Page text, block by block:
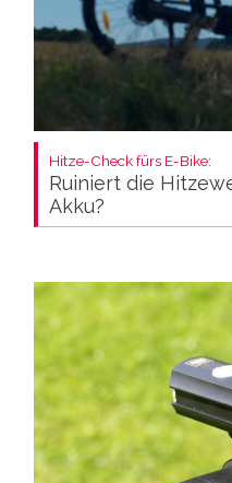
Hitze-Check fürs E-Bike:
Ruiniert die
Akku?